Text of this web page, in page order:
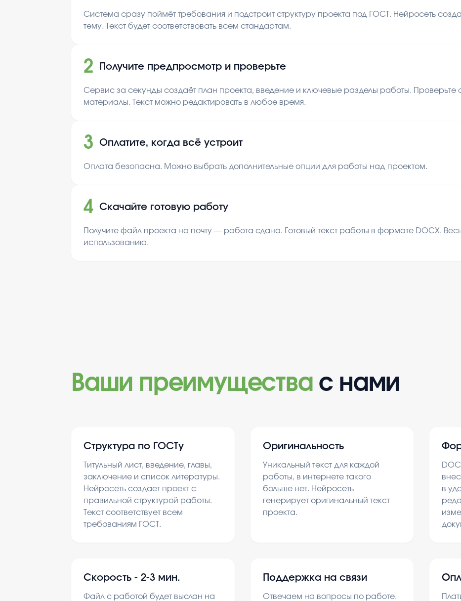
Система сразу поймёт требования и подстроит структуру проекта под ГОСТ. Нейросеть
тему. Текст будет соответствовать всем стандартам.
2 Получите предпросмотр и проверьте
Сервис за секунды создаёт план проекта, введение и ключевые разделы работы. Проверьте
материалы. Текст можно редактировать в любое время.
3 Оплатите, когда всё устроит
Оплата безопасна. Можно выбрать дополнительные опции для работы над проектом.
4 Скачайте готовую работу
Получите файл проекта на почту — работа сдана. Готовый текст работы в формате DOCX.
использованию.
Ваши преимущества с нами
Структура по ГОСТу
Титульный лист, введение, главы,
заключение и список литературы.
Нейросеть создает проект с
правильной структурой работы.
Текст соответствует всем
требованиям ГОСТ.
Оригинальность
Уникальный текст для каждой
работы, в интернете такого
больше нет. Нейросеть
генерирует оригинальный текст
проекта.
в
Скорость - 2-3 мин.
Файл с работой будет выслан на
Поддержка на связи
Отвечаем на вопросы по работе.